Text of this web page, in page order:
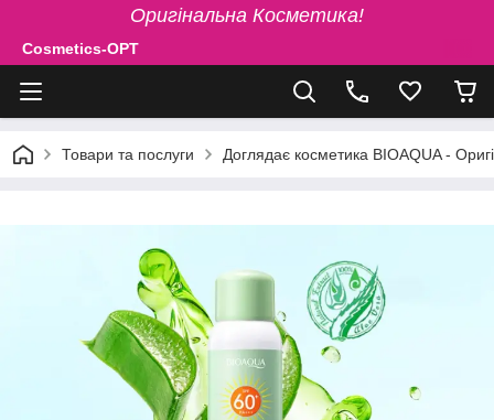
Оригінальна Косметика!
Cosmetics-OPT
Товари та послуги Доглядає косметика BIOAQUA -